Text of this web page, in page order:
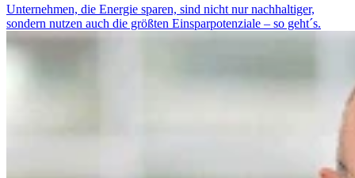
Unternehmen, die Energie sparen, sind nicht nur nachhaltiger,
sondern nutzen auch die größten Einsparpotenziale – so geht´s.